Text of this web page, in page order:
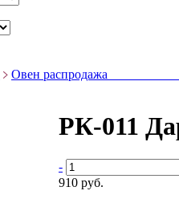
Овен распродажа
РК-011
-
910 руб.